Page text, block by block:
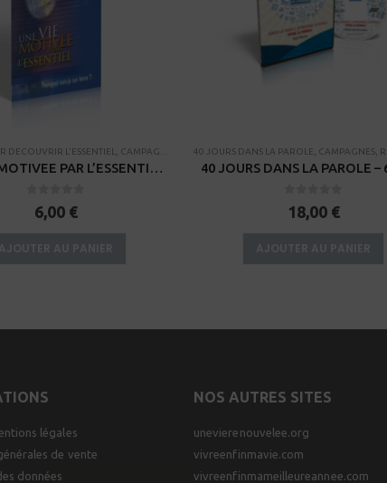
RESSOURCES POUR PETITS GROUPES THÈMES BIBLIQUES
DECOUVRIR L'ESSENTIEL CAMPAGNES PROCESSUS DE FORMATION DE DISCIPLE,
UNE VIE MOTIVEE PAR L’ESSENTIEL – Guide d’étude
6,00 €
40 JOURS DANS LA PAROLE CAMPAGNES
18,00 €
légales
de vente
données
NOS AUTRES SITES
unevierenouvelee.org
vivreenfinmavie.com
vivreenfinmameilleureannee.com